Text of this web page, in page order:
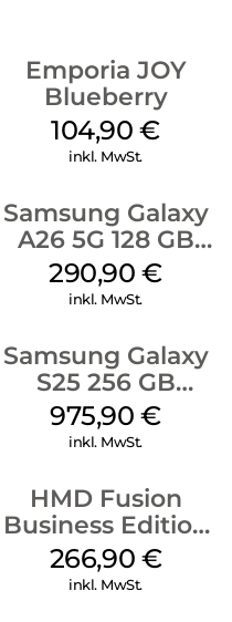
Emporia JOY
Blueberry
104,90€
inkl. MwSt.
Samsung Galaxy
A26 5G 128 GB
White
290,90€
inkl. MwSt.
Samsung Galaxy
S25 256 GB
Icyblue
975,90€
inkl. MwSt.
HMD Fusion
Business Edition
256 GB Grey
266,90 €
inkl. MwSt.